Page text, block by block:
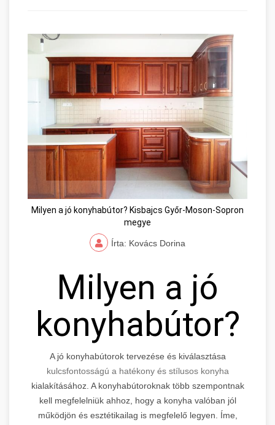
Milyen a jó konyhabútor? Kisbajcs Győr-Moson-Sopron
megye
Írta: Kovács Dorina
Milyen a jó
konyhabútor?
A jó konyhabútorok tervezése és kiválasztása
kulcsfontosságú a hatékony és stílusos konyha
kialakításához. A konyhabútoroknak több szempontnak
kell megfelelniük ahhoz, hogy a konyha valóban jól
működjön és esztétikailag is megfelelő legyen. Íme,